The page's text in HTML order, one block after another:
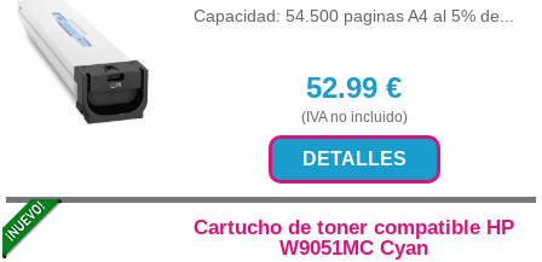
Capacidad: 54.500 paginas A4 al 5% de...
52.99 €
(IVA no incluido)
DETALLES
Cartucho de toner compatible HP
W9051MC Cyan